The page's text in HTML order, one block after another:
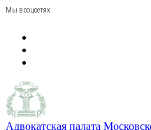
Мы в соцсетях
Адвокатская палата